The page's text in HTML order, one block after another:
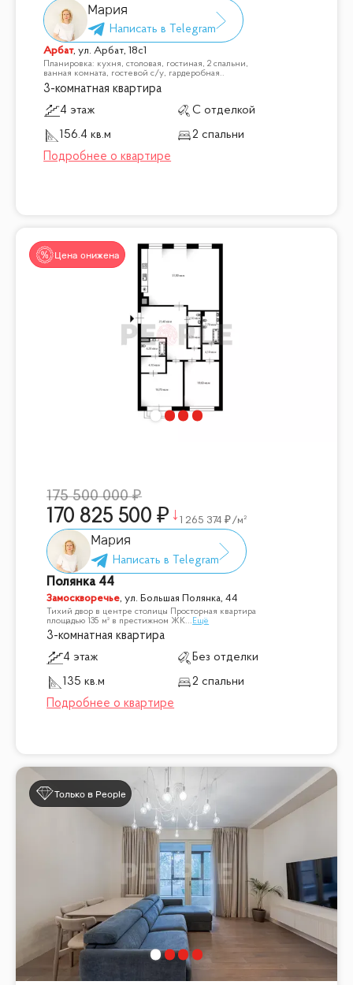
Мария
Арбат,ул. Арбат, 18с1
Планировка: кухня, столовая, гостиная, 2 спальни,
ванная комната, гостевой с/у, гардеробная..
3-комнатная квартира
4 этаж
С отделкой
156.4 кв.м
2 спальни
Цена снижена
175 500 000
170 825 500 1 265 374 /м²
Мария
Полянка 44
Замоскворечье,ул. Большая Полянка, 44
Тихий двор в центре столицы Просторная квартира
площадью 135 м² в престижном ЖК... Ещё
3-комнатная квартира
4 этаж
Без отделки
135 кв.м
2 спальни
Только в People